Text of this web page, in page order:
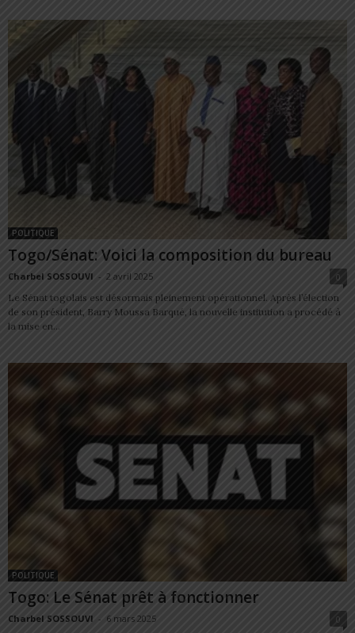
POLITIQUE
Togo/Sénat: Voici la composition du bureau
Charbel SOSSOUVI - 2 avril 2025
0
Le Sénat togolais est désormais pleinement opérationnel. Après l’élection
de son président, Barry Moussa Barqué, la nouvelle institution a procédé à
la mise en...
POLITIQUE
Togo: Le Sénat prêt à fonctionner
Charbel SOSSOUVI - 6 mars 2025
0